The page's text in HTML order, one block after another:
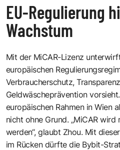
EU-Regulierung
Wachstum
Mit der MiCAR-Lizenz
europäischen
Verbraucherschutz,
Geldwäscheprävention
europäischen Rahmen in Wien
nicht ohne Grund. „MiCAR
werden“, glaubt Zhou. Mit
im Rücken dürfte die Bybit-